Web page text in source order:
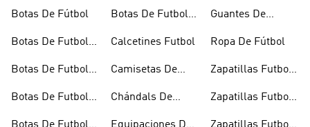
Botas De Fútbol
Botas De Futbol
Botas De Futbol
Botas De Futbol
Botas De Futbol
Calcetines Futbol
Camisetas De
Chándals De
Guantes De
Ropa De Fútbol
Zapatillas Futbol
Zapatillas Futbol